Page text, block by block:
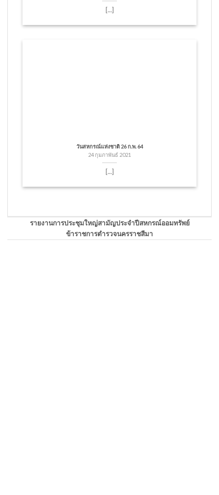
[...]
วันสหกรณ์แห่งชาติ 26 ก.พ. 64
24 กุมภาพันธ์ 2021
[...]
รายงานการประชุมใหญ่สามัญประจำปีสหกรณ์ออมทรัพย์
ข้าราชการตำรวจนครราชสีมา